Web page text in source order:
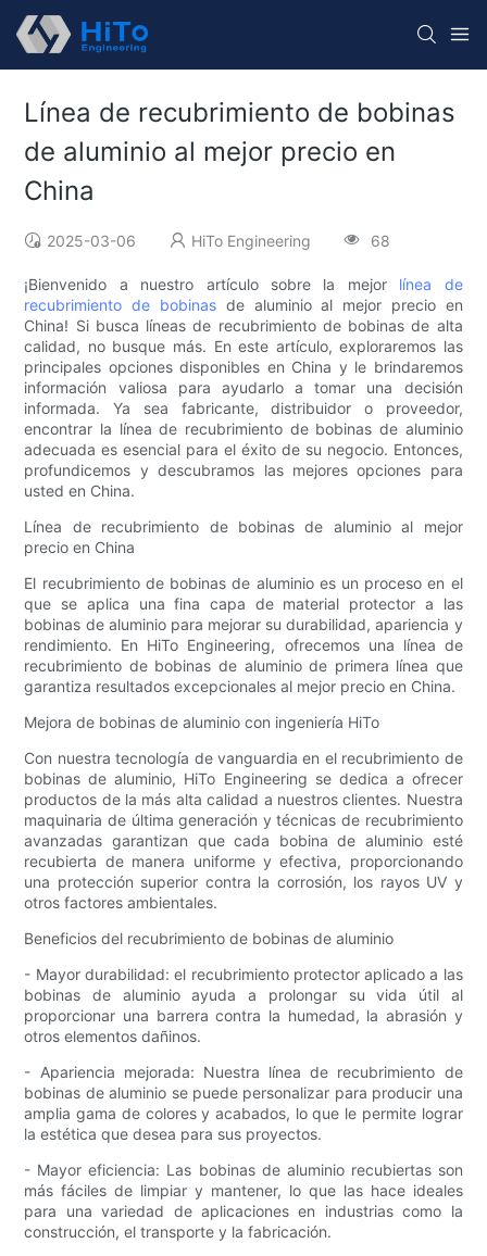
Línea de recubrimiento de bobinas
de aluminio al mejor precio en
China
2025-03-06 HiTo Engineering 68
¡Bienvenido a nuestro artículo sobre la mejor línea de
recubrimiento de bobinasde aluminio al mejor precio en
China! Si busca líneas de recubrimiento de bobinas de alta
calidad, no busque más. En este artículo, exploraremos las
principales opciones disponibles en China y le brindaremos
información valiosa para ayudarlo a tomar una decisión
informada. Ya sea fabricante, distribuidor o proveedor,
encontrar la línea de recubrimiento de bobinas de aluminio
adecuada es esencial para el éxito de su negocio. Entonces,
profundicemos y descubramos las mejores opciones para
usted en China.
Línea de recubrimiento de bobinas de aluminio al mejor
precio en China
El recubrimiento de bobinas de aluminio es un proceso en el
que se aplica una fina capa de material protector a las
bobinas de aluminio para mejorar su durabilidad, apariencia y
rendimiento. En HiTo Engineering, ofrecemos una línea de
recubrimiento de bobinas de aluminio de primera línea que
garantiza resultados excepcionales al mejor precio en China.
Mejora de bobinas de aluminio con ingeniería HiTo
Con nuestra tecnología de vanguardia en el recubrimiento de
bobinas de aluminio, HiTo Engineering se dedica a ofrecer
productos de la más alta calidad a nuestros clientes. Nuestra
maquinaria de última generación y técnicas de recubrimiento
avanzadas garantizan que cada bobina de aluminio esté
recubierta de manera uniforme y efectiva, proporcionando
una protección superior contra la corrosión, los rayos UV y
otros factores ambientales.
Beneficios del recubrimiento de bobinas de aluminio
- Mayor durabilidad: el recubrimiento protector aplicado a las
bobinas de aluminio ayuda a prolongar su vida útil al
proporcionar una barrera contra la humedad, la abrasión y
otros elementos dañinos.
- Apariencia mejorada: Nuestra línea de recubrimiento de
bobinas de aluminio se puede personalizar para producir una
amplia gama de colores y acabados, lo que le permite lograr
la estética que desea para sus proyectos.
- Mayor eficiencia: Las bobinas de aluminio recubiertas son
más fáciles de limpiar y mantener, lo que las hace ideales
para una variedad de aplicaciones en industrias como la
construcción, el transporte y la fabricación.